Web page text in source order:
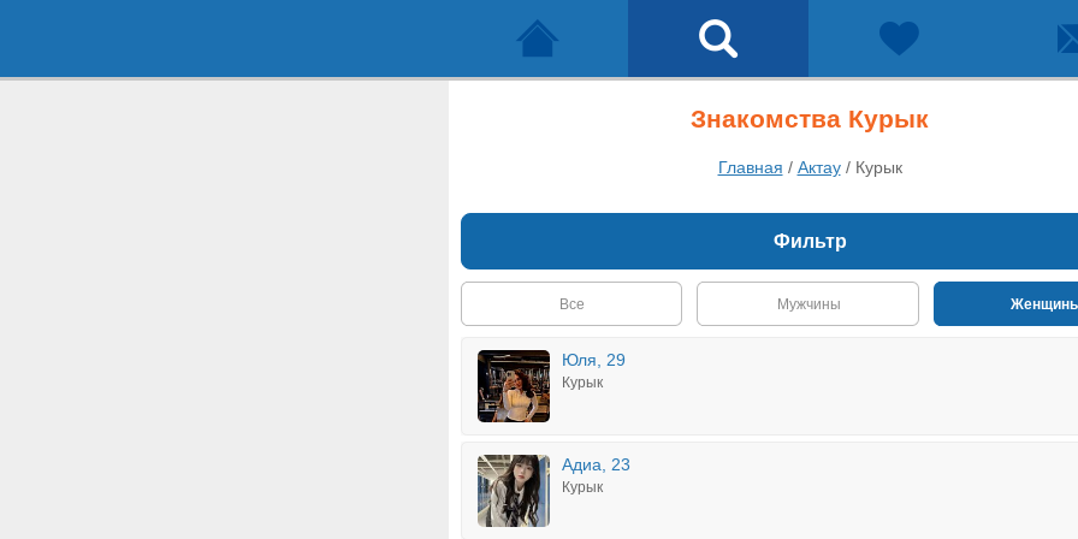
Знакомства Курык
Главная / Актау/ Курык
Фильтр
Все Мужчины
Юля, 29
Курык
Адиа, 23
Курык